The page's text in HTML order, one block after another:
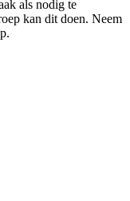
als nodig te
kan dit doen. Neem